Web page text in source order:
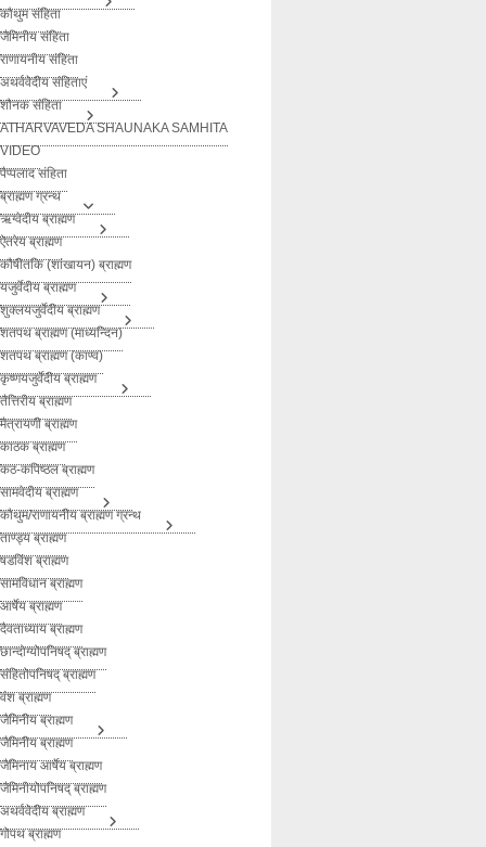
कौथुम संहिता
जैमिनीय संहिता
राणायनीय संहिता
अथर्ववेदीय संहिताएं
शौनक संहिता
ATHARVAVEDA SHAUNAKA SAMHITA
VIDEO
पैप्पलाद संहिता
ब्राह्मण ग्रन्थ
ऋग्वेदीय ब्राह्मण
ऐतरेय ब्राह्मण
कौषीतकि (शांखायन) ब्राह्मण
यजुर्वेदीय ब्राह्मण
शुक्लयजुर्वेदीय ब्राह्मण
शतपथ ब्राह्मण (माध्यन्दिन)
शतपथ ब्राह्मण (काण्व)
कृष्णयजुर्वेदीय ब्राह्मण
तैत्तिरीय ब्राह्मण
मैत्रायणी ब्राह्मण
काठक ब्राह्मण
कठ-कपिष्ठल ब्राह्मण
सामवेदीय ब्राह्मण
कौथुम/राणायनीय ब्राह्मण ग्रन्थ
ताण्ड्य ब्राह्मण
षडविंश ब्राह्मण
सामविधान ब्राह्मण
आर्षेय ब्राह्मण
दैवताध्याय ब्राह्मण
छान्दोग्योपनिषद् ब्राह्मण
संहितोपनिषद् ब्राह्मण
वंश ब्राह्मण
जैमिनीय ब्राह्मण
जैमिनीय ब्राह्मण
जैमिनाय आर्षेय ब्राह्मण
जैमिनीयोपनिषद् ब्राह्मण
अथर्ववेदीय ब्राह्मण
गोपथ ब्राह्मण